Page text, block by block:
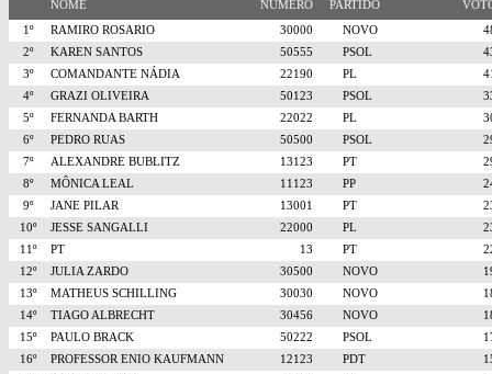
NOME NÚMERO PARTIDO
1º RAMIRO ROSARIO 30000 NOVO
2º
KAREN SANTOS 50555 PSOL
3º
COMANDANTE NÁDIA 22190 PL
4º
GRAZI OLIVEIRA 50123 PSOL
5º
FERNANDA BARTH 22022 PL
6º
PEDRO RUAS 50500 PSOL
7º
ALEXANDRE BUBLITZ 13123 PT
8º
MÔNICA LEAL 11123 PP
9º
JANE PILAR 13001 PT
10º
JESSE SANGALLI 22000 PL
11º
PT 13 PT
12º
JULIA ZARDO 30500 NOVO
13º
MATHEUS SCHILLING 30030 NOVO
14º
TIAGO ALBRECHT 30456 NOVO
15º
PAULO BRACK 50222 PSOL
16º
PROFESSOR ENIO KAUFMANN 12123 PDT